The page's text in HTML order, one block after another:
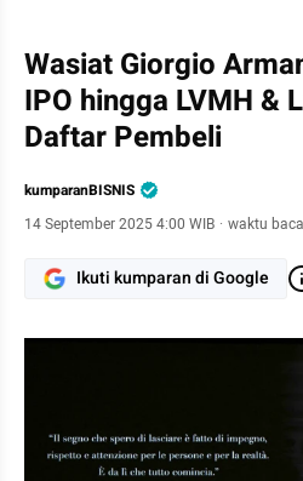
Wasiat Giorgio
IPO hingga LVMH &
Daftar Pembeli
kumparanBISNIS
14 September 2025 4:00 WIB · waktu
Ikuti kumparan di Google